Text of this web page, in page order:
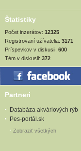
Štatistiky
Počet inzerátov: 12325
Registrovaní užívatelia: 3171
Príspevkov v diskusii: 600
Tém v diskusii: 372
Partneri
Databáza akváriových rýb
Pes-portál.sk
Zobraziť všetkých